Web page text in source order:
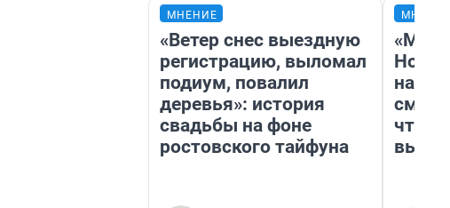
МНЕНИЕ
«Ветер снес выездную
регистрацию, выломал
подиум, повалил
деревья»: история
свадьбы на фоне
ростовского тайфуна
«Мы